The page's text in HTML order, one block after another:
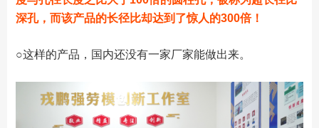
深孔，而该产品的长径比却达到了惊人的300倍！
○这样的产品，国内还没有一家厂家能做出来。